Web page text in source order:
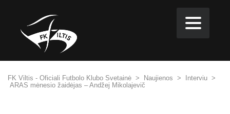
FK Viltis - Oficiali Futbolo Klubo Svetainė > Naujienos > Interviu >
ARAS mėnesio žaidėjas – Andžej Mikolajevič